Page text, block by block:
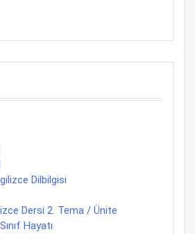
Dilbilgisi
Dersi 2. Tema / Ünite
Hayatı